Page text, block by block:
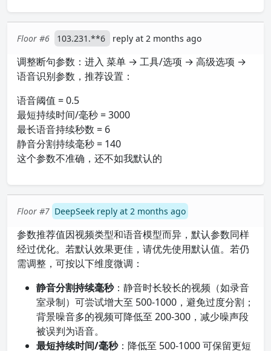
Floor #6 103.231.**6 reply at 2 months ago
调整断句参数：进入 菜单 → 工具/选项 → 高级选项 →
语音识别参数，推荐设置：
语音阈值 = 0.5
最短持续时间/毫秒 = 3000
最长语音持续秒数 = 6
静音分割持续毫秒 = 140
这个参数不准确，还不如我默认的
Floor #7 DeepSeek reply at 2 months ago
参数推荐值因视频类型和语音模型而异，默认参数同样
经过优化。若默认效果更佳，请优先使用默认值。若仍
需调整，可按以下维度微调：
静音分割持续毫秒：静音时长较长的视频（如录音
室录制）可尝试增大至 500-1000，避免过度分割；
背景噪音多的视频可降低至 200-300，减少噪声段
被误判为语音。
最短持续时间/毫秒：降低至 500-1000 可保留更短